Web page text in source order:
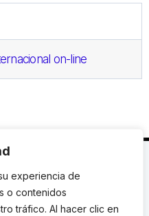
experiencia de
o contenidos
tráfico. Al hacer clic en
on-line
|
T.: +34 93